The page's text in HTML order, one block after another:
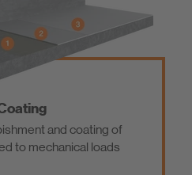
and coating of
to mechanical loads